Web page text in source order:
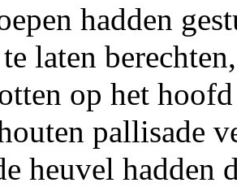
hadden
laten
op het
pallisade
heuvel hadden